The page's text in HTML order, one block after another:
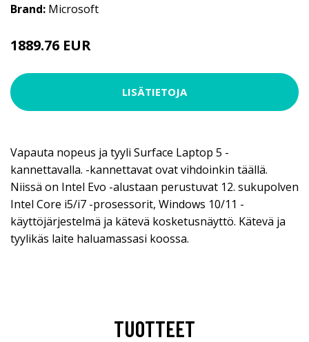
Brand: Microsoft
1889.76 EUR
LISÄTIETOJA
Vapauta nopeus ja tyyli Surface Laptop 5 -
kannettavalla. -kannettavat ovat vihdoinkin täällä.
Niissä on Intel Evo -alustaan perustuvat 12. sukupolven
Intel Core i5/i7 -prosessorit, Windows 10/11 -
käyttöjärjestelmä ja kätevä kosketusnäyttö. Kätevä ja
tyylikäs laite haluamassasi koossa.
TUOTTEET